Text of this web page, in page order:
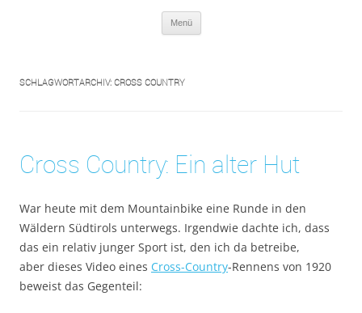
Menü
SCHLAGWORTARCHIV: CROSS COUNTRY
Cross Country: Ein alter Hut
War heute mit dem Mountainbike eine Runde in den
Wäldern Südtirols unterwegs. Irgendwie dachte ich, dass
das ein relativ junger Sport ist, den ich da betreibe,
aber dieses Video eines Cross-Country-Rennens von 1920
beweist das Gegenteil: